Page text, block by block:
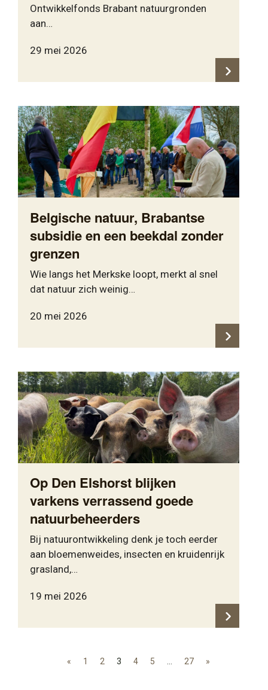
Ontwikkelfonds Brabant natuurgronden
aan…
29 mei 2026
Belgische natuur, Brabantse
subsidie en een beekdal zonder
grenzen
Wie langs het Merkske loopt, merkt al snel
dat natuur zich weinig…
20 mei 2026
Op Den Elshorst blijken
varkens verrassend goede
natuurbeheerders
Bij natuurontwikkeling denk je toch eerder
aan bloemenweides, insecten en kruidenrijk
grasland,…
19 mei 2026
« 1 2 3 4 5 27 »